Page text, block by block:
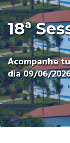
18ª
Acompanhe
dia 09/06/